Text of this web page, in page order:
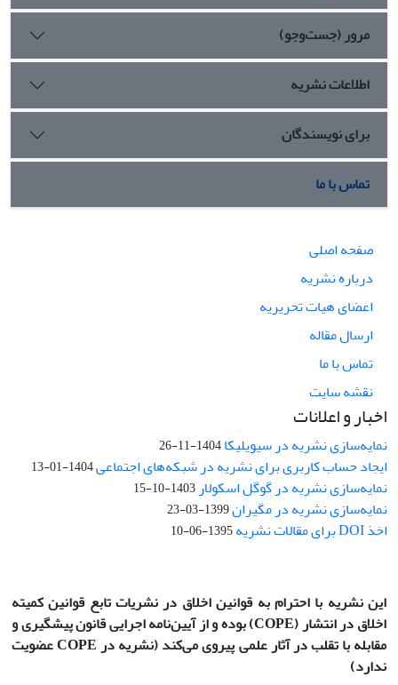
مرور (جست‌وجو)
اطلاعات نشریه
برای نویسندگان
تماس با ما
صفحه اصلی
درباره نشریه
اعضای هیات تحریریه
ارسال مقاله
تماس با ما
نقشه سایت
اخبار و اعلانات
نمایه‌سازی نشریه در سیویلیکا1404-11-26
ایجاد حساب کاربری برای نشریه در شبکه‌های اجتماعی1404-01-13
نمایه‌سازی نشریه در گوگل اسکولار 1403-10-15
نمایه‌سازی نشریه در مگیران1399-03-23
اخذ DOI برای مقالات نشریه 1395-06-10
این نشریه با احترام به قوانین اخلاق در نشریات تابع قوانین کمیته
اخلاق در انتشار(COPE)بوده و از آیین‌نامه اجرایی قانون پیشگیری و
مقابله با تقلب در آثار علمی پیروی می‌کند (نشریه در COPE عضویت
ندارد)